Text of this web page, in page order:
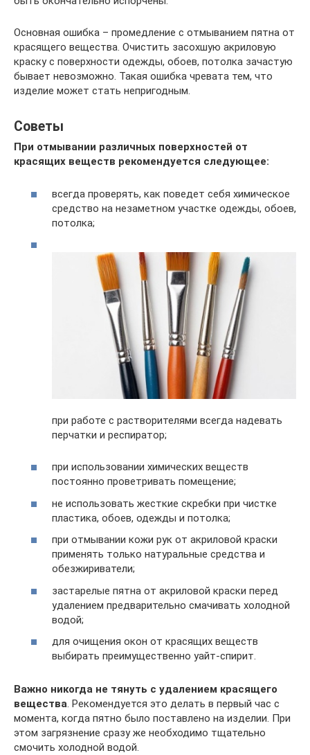
Основная ошибка – промедление с отмыванием пятна от
красящего вещества. Очистить засохшую акриловую
краску с поверхности одежды, обоев, потолка зачастую
бывает невозможно. Такая ошибка чревата тем, что
изделие может стать непригодным.
Советы
При отмывании различных поверхностей от
красящих веществ рекомендуется следующее:
всегда проверять, как поведет себя химическое
средство на незаметном участке одежды, обоев,
потолка;
при работе с растворителями всегда надевать
перчатки и респиратор;
при использовании химических веществ
постоянно проветривать помещение;
не использовать жесткие скребки при чистке
пластика, обоев, одежды и потолка;
при отмывании кожи рук от акриловой краски
применять только натуральные средства и
обезжириватели;
застарелые пятна от акриловой краски перед
удалением предварительно смачивать холодной
водой;
для очищения окон от красящих веществ
выбирать преимущественно уайт-спирит.
Важно никогда не тянуть с удалением красящего
вещества. Рекомендуется это делать в первый час с
момента, когда пятно было поставлено на изделии. При
этом загрязнение сразу же необходимо тщательно
смочить холодной водой.